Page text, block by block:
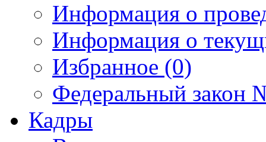
Информация о
Информация о
Избранное (0)
Федеральный закон
Кадры